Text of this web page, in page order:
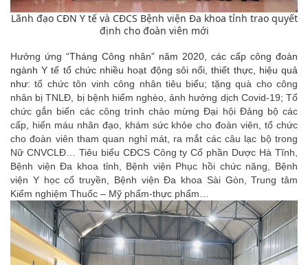
Lãnh đạo CĐN Y tế và CĐCS Bệnh viện Đa khoa tỉnh trao quyết
định cho đoàn viên mới
Hưởng ứng “Tháng Công nhân” năm 2020, các cấp công đoàn
ngành Y tế tổ chức nhiều hoạt động sôi nổi, thiết thực, hiệu quả
như:tổ chức tôn vinh công nhân tiêu biểu; tặng quà cho công
nhân bị TNLĐ, bị bệnh hiểm nghèo, ảnh hưởng dịch Covid-19; Tổ
chức gắn biển các công trình chào mừng Đại hội Đảng bộ các
cấp, hiến máu nhân đạo, khám sức khỏe cho đoàn viên, tổ chức
cho đoàn viên tham quan nghỉ mát, ra mắt các câu lạc bộ trong
Nữ CNVCLĐ… Tiêu biểu CĐCS Công ty Cổ phần Dược Hà Tĩnh,
Bệnh viện Đa khoa tỉnh, Bệnh viện Phục hồi chức năng, Bệnh
viện Y học cổ truyền, Bệnh viện Đa khoa Sài Gòn, Trung tâm
Kiểm nghiệm Thuốc – Mỹ phẩm-thực phẩm…